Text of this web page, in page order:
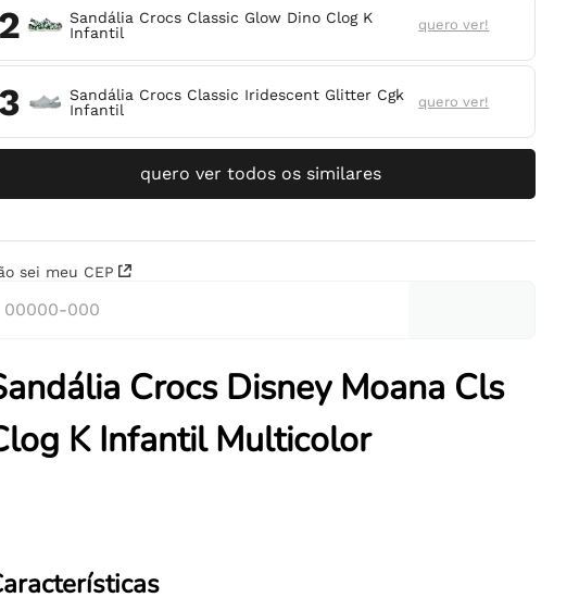
2
Sandália Crocs Classic Glow Dino Clog K
Infantil
quero ver!
3
Sandália Crocs Classic Iridescent Glitter Cgk
Infantil
quero ver!
quero ver todos os similares
sei meu CEP
Crocs Disney Moana Cls
K Infantil Multicolor